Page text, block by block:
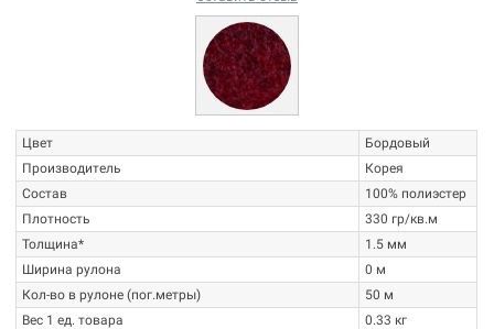
Цвет
Бордовый
Производитель
Корея
Состав
100% полиэстер
Плотность
330 гр/кв.м
Толщина*
1.5 мм
Ширина рулона
0 м
Кол-во в рулоне (пог.метры)
50 м
Вес 1 ед. товара
0.33 кг